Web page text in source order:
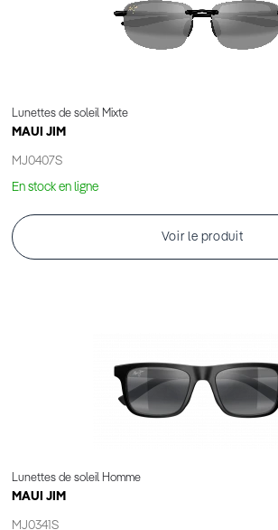
Lunettes de soleil Mixte
MAUI JIM
MJ0407S
En stock en ligne
Voir le produit
Lunettes de soleil Homme
MAUI JIM
MJ0341S